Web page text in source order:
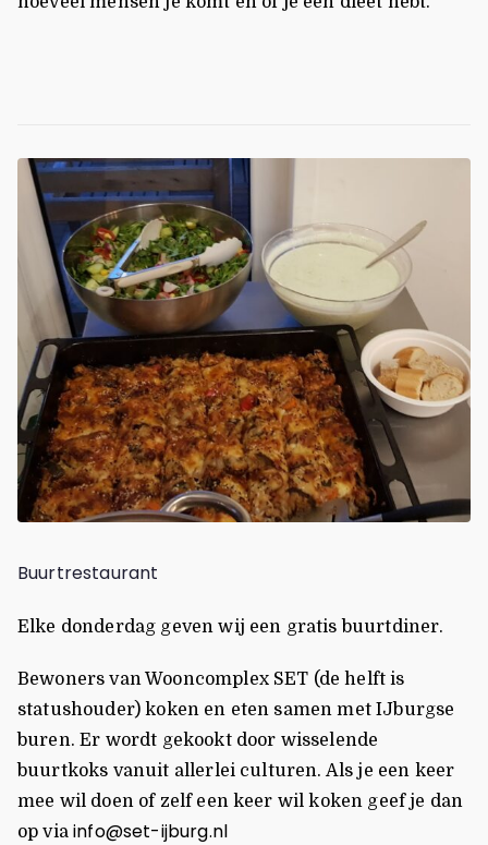
Buurtrestaurant
Elke donderdag geven wij een gratis buurtdiner.
Bewoners van Wooncomplex SET (de helft is
statushouder) koken en eten samen met IJburgse
buren. Er wordt gekookt door wisselende
buurtkoks vanuit allerlei culturen. Als je een keer
mee wil doen of zelf een keer wil koken geef je dan
op viainfo@set-ijburg.nl